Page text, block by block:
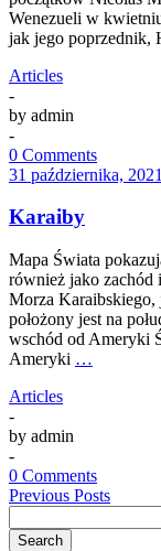
Wenezueli w
jak jego poprzednik,
Articles
-
by admin
-
0 Comments
31 października, 2021
Karaiby
Mapa Świata
również jako zachód
Morza
położony jest na
wschód od Ameryki
Ameryki …
Articles
-
by admin
-
0 Comments
Previous Posts
Search